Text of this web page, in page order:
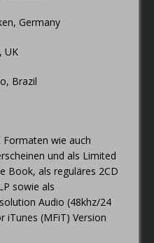
Germany
UK
Brazil
Formaten wie auch
und als Limited
Book, als reguläres 2CD
sowie als
Audio (48khz/24
iTunes (MFiT) Version